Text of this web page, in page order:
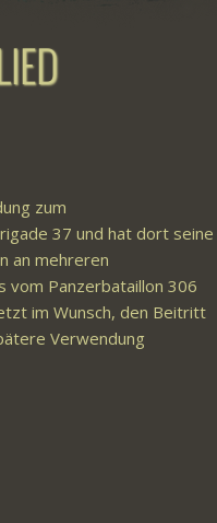
zum
37 und hat dort seine
an mehreren
vom Panzerbataillon 306
im Wunsch, den Beitritt
Verwendung